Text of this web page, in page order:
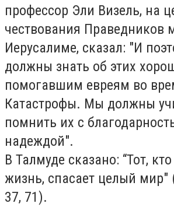
профессор Эли Визель, на
чествования Праведников
Иерусалиме, сказал: "И
должны знать об этих
помогавшим евреям во
Катастрофы. Мы должны
помнить их с
надеждой".
В Талмуде сказано: “Тот,
жизнь, спасает целый мир"
37, 71).